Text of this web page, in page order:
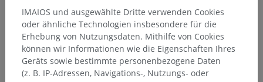
IMAIOS und ausgewählte Dritte verwenden Cookies
oder ähnliche Technologien insbesondere für die
Erhebung von Nutzungsdaten. Mithilfe von Cookies
können wir Informationen wie die Eigenschaften Ihres
Geräts sowie bestimmte personenbezogene Daten
(z. B. IP-Adressen, Navigations-, Nutzungs- oder